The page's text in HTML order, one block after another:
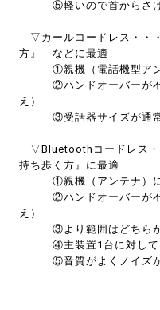
⑤軽いので首からさげ
▽カールコードレス・・
方』 などに最適
①親機（電話機型アン
②ハンドオーバーが不
え）
③受話器サイズが通常の
▽Bluetoothコードレス・
持ち歩く方』に最適
①親機（アンテナ）に
②ハンドオーバーが不
え）
③より範囲はどちらかと
④主装置1台に対して、
⑤音質がよくノイズが